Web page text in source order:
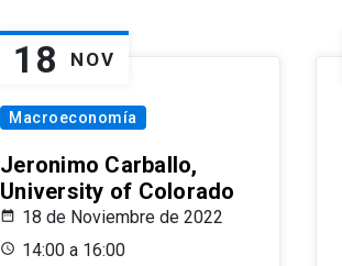
18 NOV
Macroeconomía
Jeronimo Carballo,
University of Colorado
18 de Noviembre de 2022
14:00 a 16:00